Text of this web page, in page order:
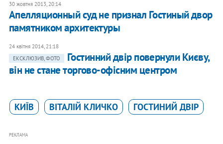
30 жовтня 2013, 20:14
​Апелляционный суд не признал Гостиный двор
памятником архитектуры
24 квітня 2014, 21:18
ЕКСКЛЮЗИВ, ФОТО
Гостинний двір повернули Києву,
він не стане торгово-офісним центром
КИЇВ ВІТАЛІЙ КЛИЧКО ГОСТИНИЙ ДВІР
РЕКЛАМА